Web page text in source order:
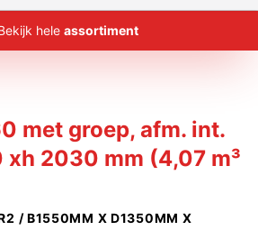
HOME
MERKEN
OFFERTECHECKER
Bekijk hele assortiment
met groep, afm. int.
xh 2030 mm (4,07 m³
/ B1550MM X D1350MM X